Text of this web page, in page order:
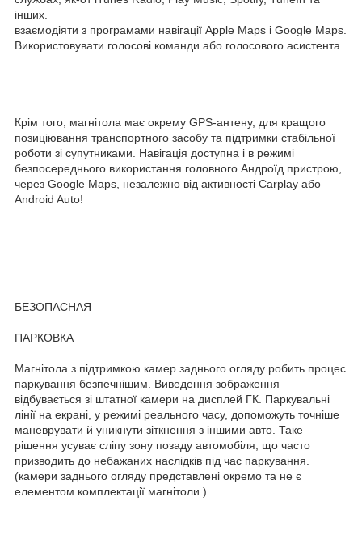
інших.
взаємодіяти з програмами навігації Apple Maps і Google Maps.
Використовувати голосові команди або голосового асистента.
Крім того, магнітола має окрему GPS-антену, для кращого
позиціювання транспортного засобу та підтримки стабільної
роботи зі супутниками. Навігація доступна і в режимі
безпосереднього використання головного Андроїд пристрою,
через Google Maps, незалежно від активності Carplay або
Android Auto!
БЕЗОПАСНАЯ
ПАРКОВКА
Магнітола з підтримкою камер заднього огляду робить процес
паркування безпечнішим. Виведення зображення
відбувається зі штатної камери на дисплей ГК. Паркувальні
лінії на екрані, у режимі реального часу, допоможуть точніше
маневрувати й уникнути зіткнення з іншими авто. Таке
рішення усуває сліпу зону позаду автомобіля, що часто
призводить до небажаних наслідків під час паркування.
(камери заднього огляду представлені окремо та не є
елементом комплектації магнітоли.)